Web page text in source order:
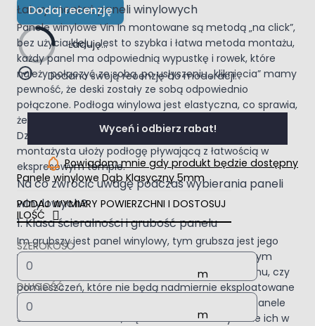
Łatwy montaż paneli winylowych
Panele winylowe Vin In montowane są metodą „na click”,
bez użycia kleju. Jest to szybka i łatwa metoda montażu,
każdy panel ma odpowiednią wypustkę i rowek, które
należy połączyć ze sobą, po usłyszeniu „kliknięcia” mamy
pewność, że deski zostały ze sobą odpowiednio
połączone. Podłoga winylowa jest elastyczna, co sprawia,
że zdecydowanie łatwiej jest ją dopasować i ułożyć.
Dzięki zastosowaniu zamka nawet początkujący
montażysta ułoży podłogę pływającą z łatwością w
ekspresowym tempie.
Na co zwrócić uwagę podczas wybierania paneli
winylowych?
1. Klasa ścieralności i grubość panelu
Im grubszy jest panel winylowy, tym grubsza jest jego
warstwa ścieralna, im wyższa klasa ścieralności, tym
wyższa jest ich cena. Jeżeli szukasz paneli do domu, czy
pomieszczeń, które nie będą nadmiernie eksploatowane
optymalna będzie grubość 2-3 mm, natomiast panele
stosowane w biurach, bądź narażone na używanie ich w
Dodaj recenzję
Ładuję...
Dodano swoją recenzję do moderacji.
Wyceń i odbierz rabat!
Powiadom mnie gdy produkt będzie dostępny
Panele winylowe Dąb Klasyczny 5mm
PODAJ WYMIARY POWIERZCHNI I DOSTOSUJ
ILOŚĆ
SZEROKOŚĆ
DŁUGOŚĆ